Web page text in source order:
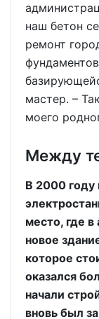
наш бетон
ремонт
мастер. –
моего
Между
В 2000 году
место, где
новое
которое
оказался
начали
вновь был